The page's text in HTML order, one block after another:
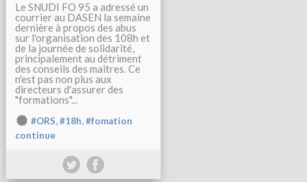
Le SNUDI FO 95 a adressé un
courrier au DASEN la semaine
dernière à propos des abus
sur l'organisation des 108h et
de la journée de solidarité,
principalement au détriment
des conseils des maîtres. Ce
n'est pas non plus aux
directeurs d'assurer des
"formations"...
#ORS,#18h,#fomation
continue